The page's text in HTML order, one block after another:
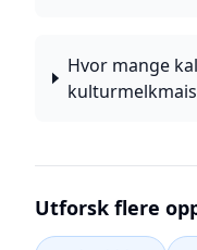
Hvor mange
Utforsk flere